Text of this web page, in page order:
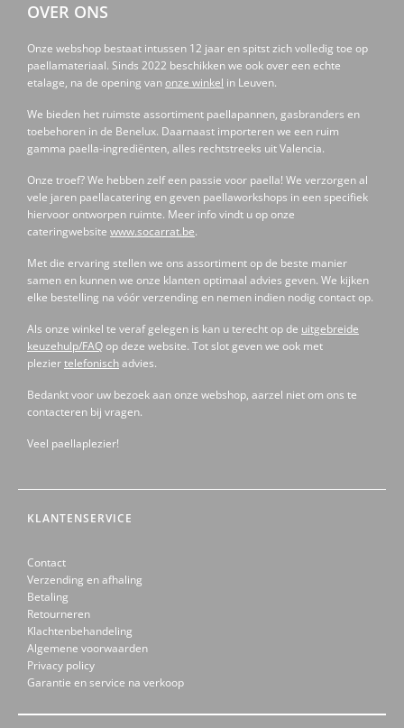
OVER ONS
Onze webshop bestaat intussen 12 jaar en spitst zich volledig toe op
paellamateriaal. Sinds 2022 beschikken we ook over een echte
etalage, na de opening vanonze winkel in Leuven.
We bieden het ruimste assortiment paellapannen, gasbranders en
toebehoren in de Benelux. Daarnaast importeren we een ruim
gamma paella-ingrediënten, alles rechtstreeks uit Valencia.
Onze troef? We hebben zelf een passie voor paella! We verzorgen al
vele jaren paellacatering en geven paellaworkshops in een specifiek
hiervoor ontworpen ruimte. Meer info vindt u op onze
cateringwebsite www.socarrat.be.
Met die ervaring stellen we ons assortiment op de beste manier
samen en kunnen we onze klanten optimaal advies geven. We kijken
elke bestelling na vóór verzending en nemen indien nodig contact op.
Als onze winkel te veraf gelegen is kan u terecht op de uitgebreide
keuzehulp/FAQop deze website. Tot slot geven we ook met
pleziertelefonischadvies.
Bedankt voor uw bezoek aan onze webshop, aarzel niet om ons te
contacteren bij vragen.
Veel paellaplezier!
KLANTENSERVICE
Contact
Verzending en afhaling
Betaling
Retourneren
Klachtenbehandeling
Algemene voorwaarden
Privacy policy
Garantie en service na verkoop